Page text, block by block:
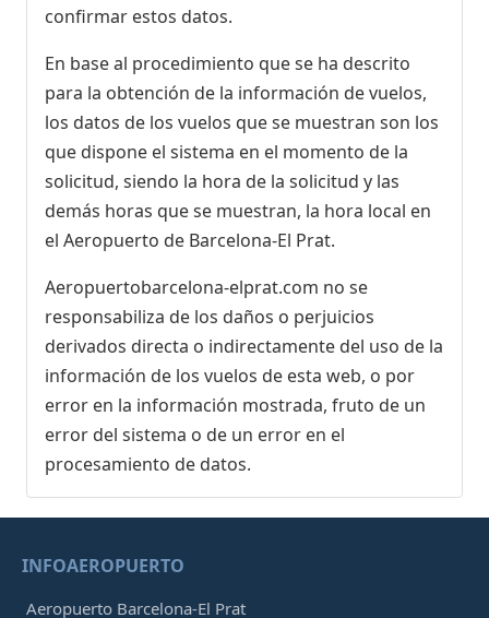
confirmar estos datos.
En base al procedimiento que se ha descrito
para la obtención de la información de vuelos,
los datos de los vuelos que se muestran son los
que dispone el sistema en el momento de la
solicitud, siendo la hora de la solicitud y las
demás horas que se muestran, la hora local en
el Aeropuerto de Barcelona-El Prat.
Aeropuertobarcelona-elprat.com no se
responsabiliza de los daños o perjuicios
derivados directa o indirectamente del uso de la
información de los vuelos de esta web, o por
error en la información mostrada, fruto de un
error del sistema o de un error en el
procesamiento de datos.
INFOAEROPUERTO
Aeropuerto Barcelona-El Prat